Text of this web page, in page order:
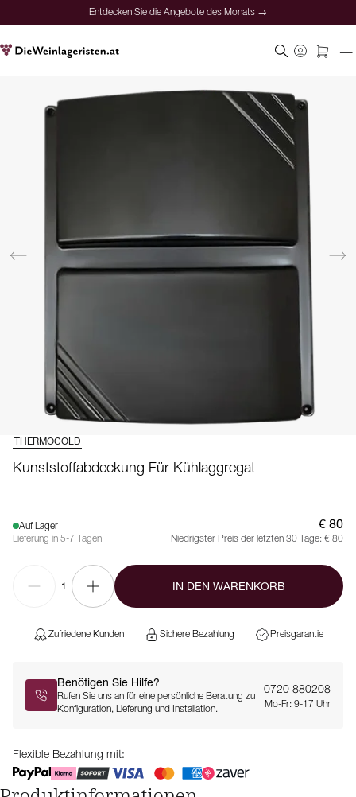
Entdecken Sie die Angebote des Monats →
THERMOCOLD
Kunststoffabdeckung Für Kühlaggregat
Auf Lager
Lieferung in 5-7 Tagen
€ 80
Niedrigster Preis der letzten 30 Tage: € 80
1 IN DEN WARENKORB
Zufriedene Kunden Sichere Bezahlung Preisgarantie
Benötigen Sie Hilfe?
Rufen Sie uns an für eine persönliche Beratung zu
Konfiguration, Lieferung und Installation.
0720 880208
Mo-Fr: 9-17 Uhr
Flexible Bezahlung mit: